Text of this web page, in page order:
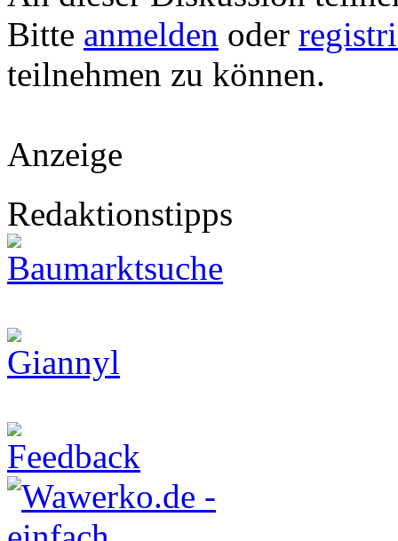
Bitte anmelden oder
teilnehmen zu können.
Anzeige
Redaktionstipps